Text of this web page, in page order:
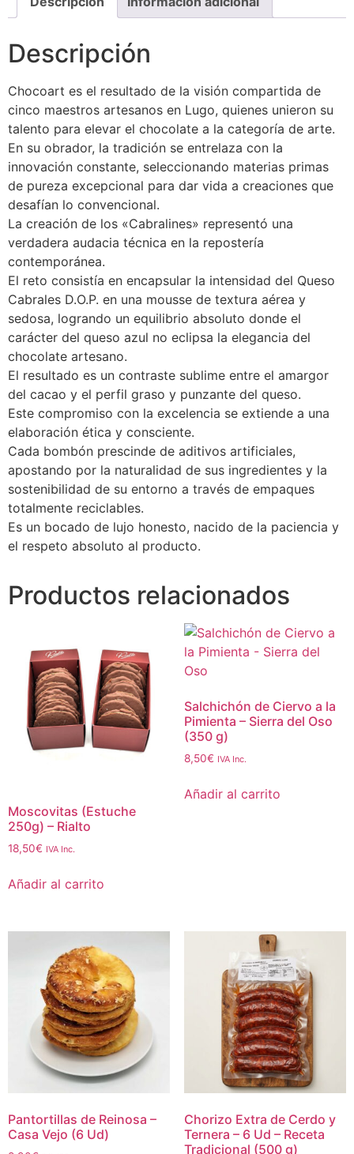
Descripción
Chocoart es el resultado de la visión compartida de
cinco maestros artesanos en Lugo, quienes unieron su
talento para elevar el chocolate a la categoría de arte.
En su obrador, la tradición se entrelaza con la
innovación constante, seleccionando materias primas
de pureza excepcional para dar vida a creaciones que
desafían lo convencional.
La creación de los «Cabralines» representó una
verdadera audacia técnica en la repostería
contemporánea.
El reto consistía en encapsular la intensidad del Queso
Cabrales D.O.P. en una mousse de textura aérea y
sedosa, logrando un equilibrio absoluto donde el
carácter del queso azul no eclipsa la elegancia del
chocolate artesano.
El resultado es un contraste sublime entre el amargor
del cacao y el perfil graso y punzante del queso.
Este compromiso con la excelencia se extiende a una
elaboración ética y consciente.
Cada bombón prescinde de aditivos artificiales,
apostando por la naturalidad de sus ingredientes y la
sostenibilidad de su entorno a través de empaques
totalmente reciclables.
Es un bocado de lujo honesto, nacido de la paciencia y
el respeto absoluto al producto.
Productos relacionados
Moscovitas (Estuche
250g) – Rialto
18,50€ IVA Inc.
Añadir al carrito
Salchichón de Ciervo a la
Pimienta – Sierra del Oso
(350 g)
8,50€ IVA Inc.
Añadir al carrito
Pantortillas de Reinosa –
Casa Vejo (6 Ud)
Chorizo Extra de Cerdo y
Ternera – 6 Ud – Receta
Tradicional (500 g)